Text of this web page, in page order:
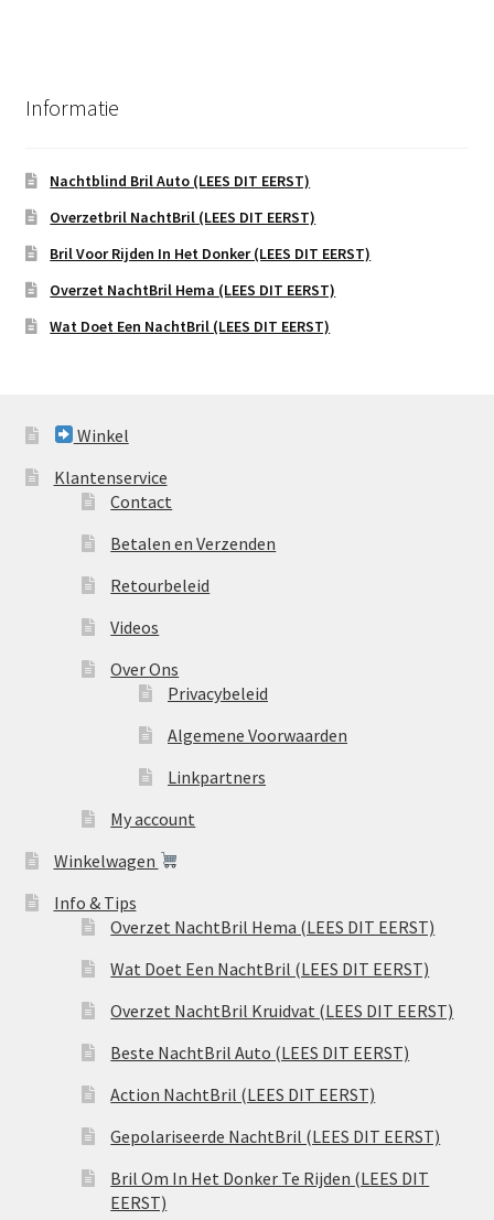
Informatie
Nachtblind Bril Auto (LEES DIT EERST)
Overzetbril NachtBril (LEES DIT EERST)
Bril Voor Rijden In Het Donker (LEES DIT EERST)
Overzet NachtBril Hema (LEES DIT EERST)
Wat Doet Een NachtBril (LEES DIT EERST)
Winkel
Klantenservice
Contact
Betalen en Verzenden
Retourbeleid
Videos
Over Ons
Privacybeleid
Algemene Voorwaarden
Linkpartners
My account
Winkelwagen
Info & Tips
Overzet NachtBril Hema (LEES DIT EERST)
Wat Doet Een NachtBril (LEES DIT EERST)
Overzet NachtBril Kruidvat (LEES DIT EERST)
Beste NachtBril Auto (LEES DIT EERST)
Action NachtBril (LEES DIT EERST)
Gepolariseerde NachtBril (LEES DIT EERST)
Bril Om In Het Donker Te Rijden (LEES DIT
EERST)